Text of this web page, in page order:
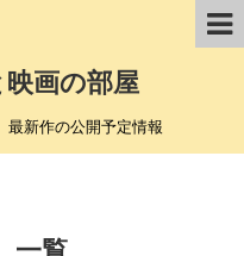
画の部屋
最新作の公開予定情報